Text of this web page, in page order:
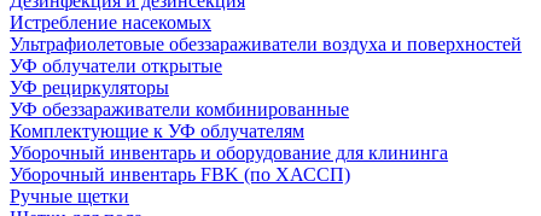
Истребление насекомых
Ультрафиолетовые обеззараживатели воздуха и поверхностей
УФ облучатели открытые
УФ рециркуляторы
УФ обеззараживатели комбинированные
Комплектующие к УФ облучателям
Уборочный инвентарь и оборудование для клининга
Уборочный инвентарь FBK (по ХАССП)
Ручные щетки